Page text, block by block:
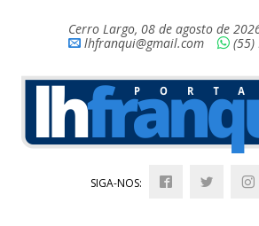
Cerro Largo, 08 de agosto de
lhfranqui@gmail.com
(55)
SIGA-NOS: